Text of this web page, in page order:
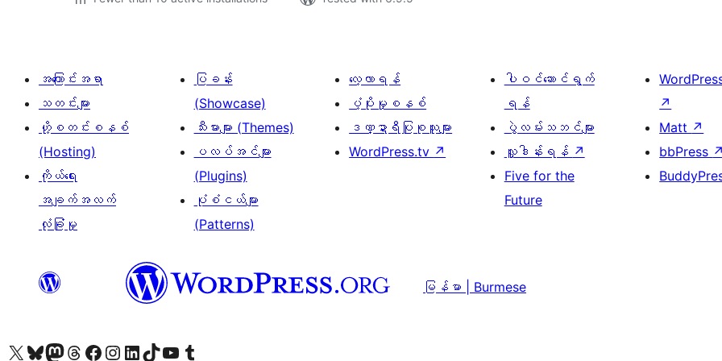
အကြောင်းအရာ
သတင်းများ
ဟို့စတင်းစနစ်
(Hosting)
ကိုယ်ရေး
အချက်အလက်
လုံခြုံမှု
ပြခန်း
(Showcase)
သီးမားများ (Themes)
ပလပ်အင်များ
(Plugins)
ပုံစံငယ်များ
(Patterns)
လေ့လာရန်
ပံ့ပိုးမှုစနစ်
ဒဏ္ဍာရီပြုစုသူများ
WordPress.tv ↗
ပါဝင်ဆောင်ရွက်
ရန်
ပွဲလမ်းသဘင်များ
လှူဒါန်းရန် ↗
Five for the
Future
↗
Matt ↗
bbPress ↗
မြန်မာ | Burmese
ကျွန်ုပ်တို့၏ X (ယခင် Twitter) အကောင့်သို့ သွားရောက်ကြည့်ရှုပါကျွန်ုပ်တို့၏ Bluesky အကောင့်သို့ ဝင်ရောက်ကြည့်ရှုရန်
ကျွန်ုပ်တို့၏ Mastodon အကောင့်သို့ သွားရောက်ကြည့်ရှုပါကျွန်ုပ်တို့၏ Threads အကောင့်သို့ ဝင်ရောက်ကြည့်ရှုရန်
ကျွန်ုပ်တို့၏ Facebook စာမျက်နှာသို့ သွားရောက်ကြည့်ရှုပါကျွန်ုပ်တို့၏ Instagram အကောင့်သို့ သွားရောက်ကြည့်ရှုပါ ကျွန်ုပ်တို့၏ LinkedIn အကောင့်သို့ သွားရောက်ကြည့်ရှုပါကျွန်ုပ်တို့၏ TikTok အကောင့်သို့ ဝင်ရောက်ကြည့်ရှုရန်
ကျွန်ုပ်တို့၏ YouTube ချန်နယ်သို့ သွားရောက်ကြည့်ရှုပါ ကျွန်ုပ်တို့၏ Tumblr အကောင့်သို့ ဝင်ရောက်ကြည့်ရှုရန်